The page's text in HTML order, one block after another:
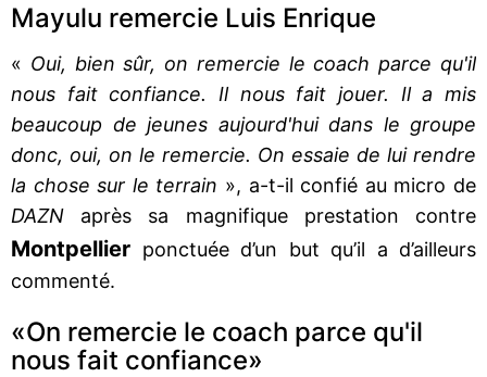
Mayulu remercie Luis Enrique
« Oui, bien sûr, on remercie le coach parce qu'il
nous fait confiance. Il nous fait jouer. Il a mis
beaucoup de jeunes aujourd'hui dans le groupe
donc, oui, on le remercie. On essaie de lui rendre
la chose sur le terrain », a-t-il confié au micro de
DAZN après sa magnifique prestation contre
Montpellier ponctuée d’un but qu’il a d’ailleurs
commenté.
«On remercie le coach parce qu'il
nous fait confiance»